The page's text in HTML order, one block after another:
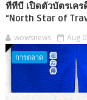
ทีทีบี เปิดตัวบัตรเค
“North Star of
wowsnews Aug
การตลาด